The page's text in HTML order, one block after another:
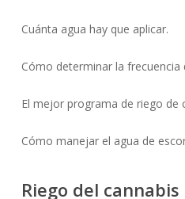
Cuánta agua hay que aplicar.
Cómo determinar la
El mejor programa de riego de
Cómo manejar el agua de
Riego del cannabis